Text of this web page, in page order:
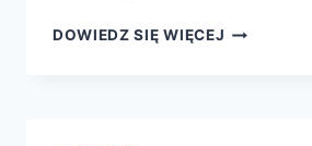
DOWIEDZ SIĘ WIĘCEJ РОЗВИТОК